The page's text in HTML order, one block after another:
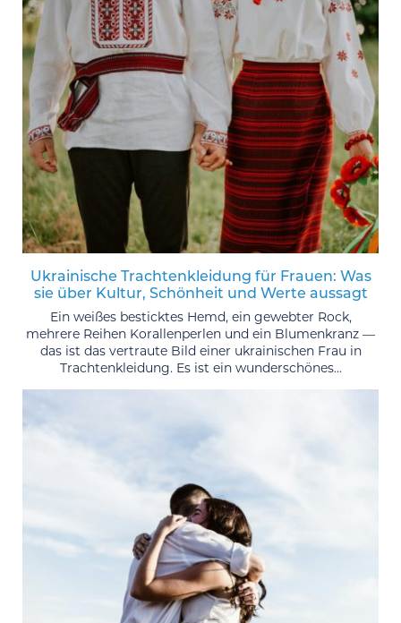
Ukrainische Trachtenkleidung für Frauen: Was
sie über Kultur, Schönheit und Werte aussagt
Ein weißes besticktes Hemd, ein gewebter Rock,
mehrere Reihen Korallenperlen und ein Blumenkranz —
das ist das vertraute Bild einer ukrainischen Frau in
Trachtenkleidung. Es ist ein wunderschönes...